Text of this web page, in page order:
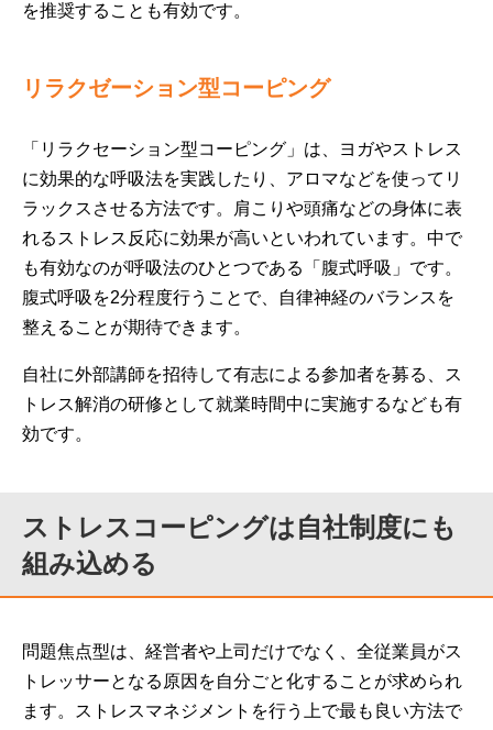
を推奨することも有効です。
リラクゼーション型コーピング
「リラクセーション型コーピング」は、ヨガやストレス
に効果的な呼吸法を実践したり、アロマなどを使ってリ
ラックスさせる方法です。肩こりや頭痛などの身体に表
れるストレス反応に効果が高いといわれています。中で
も有効なのが呼吸法のひとつである「腹式呼吸」です。
腹式呼吸を2分程度行うことで、自律神経のバランスを
整えることが期待できます。
自社に外部講師を招待して有志による参加者を募る、ス
トレス解消の研修として就業時間中に実施するなども有
効です。
ストレスコーピングは自社制度にも
組み込める
問題焦点型は、経営者や上司だけでなく、全従業員がス
トレッサーとなる原因を自分ごと化することが求められ
ます。ストレスマネジメントを行う上で最も良い方法で